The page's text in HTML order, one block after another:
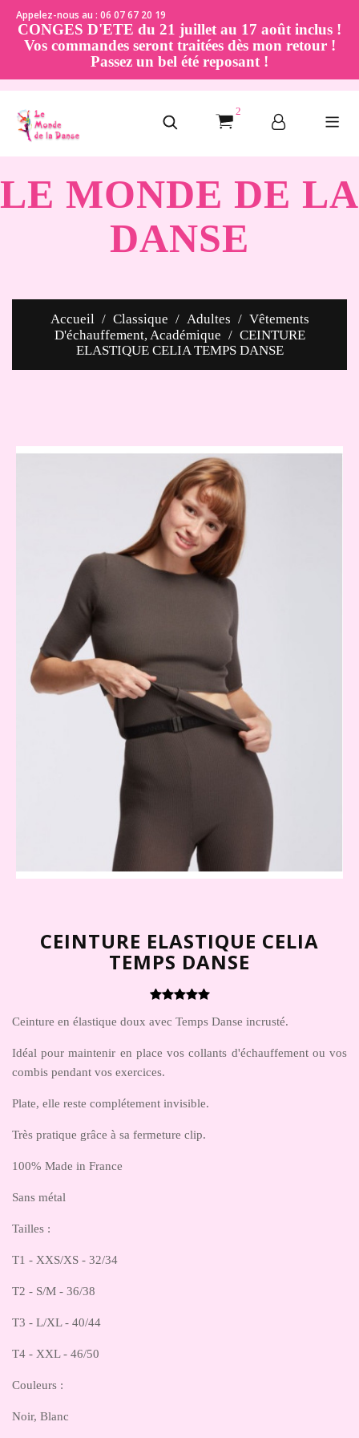
Appelez-nous au : 06 07 67 20 19
CONGES D'ETE du 21 juillet au 17 août inclus !
Vos commandes seront traitées dès mon retour !
Passez un bel été reposant !
2
LE MONDE DE LA
DANSE
Accueil Classique Adultes
Vêtements
D'échauffement, Académique
CEINTURE
ELASTIQUE CELIA TEMPS DANSE
CEINTURE ELASTIQUE CELIA
TEMPS DANSE
Ceinture en élastique doux avec Temps Danse incrusté.
Idéal pour maintenir en place vos collants d'échauffement ou vos
combis pendant vos exercices.
Plate, elle reste complétement invisible.
Très pratique grâce à sa fermeture clip.
100% Made in France
Sans métal
Tailles :
T1 - XXS/XS - 32/34
T2 - S/M - 36/38
T3 - L/XL - 40/44
T4 - XXL - 46/50
Couleurs :
Noir, Blanc